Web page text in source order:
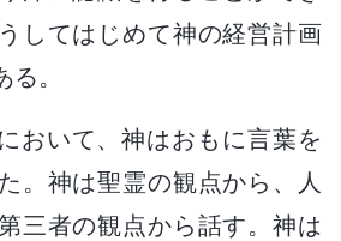
してはじめて神の経営計画
。
おいて、神はおもに言葉を
。神は聖霊の観点から、人
三者の観点から話す。神は